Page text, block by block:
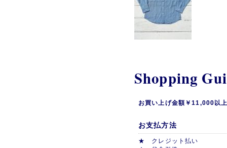
Shopping
お買い上げ金額￥11,000以
お支払方法
★ クレジット払い